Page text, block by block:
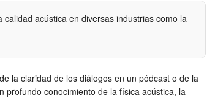
acústica en diversas industrias como la
la claridad de los diálogos en un pódcast o de la
profundo conocimiento de la física acústica, la